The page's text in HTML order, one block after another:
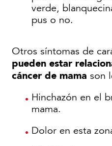
verde,
pus o no.
Otros síntomas de
pueden estar
cáncer de mama son
Hinchazón en el
mama.
Dolor en esta